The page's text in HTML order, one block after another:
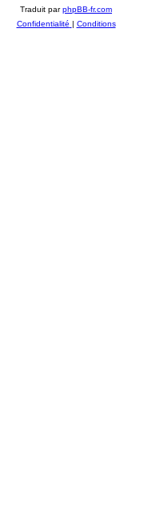
Traduit parphpBB-fr.com
Confidentialité | Conditions